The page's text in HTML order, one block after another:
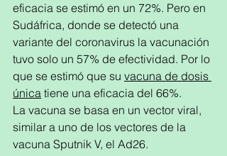
eficacia se estimó en un 72%. Pero en
Sudáfrica, donde se detectó una
variante del coronavirus la vacunación
tuvo solo un 57% de efectividad. Por lo
que se estimó que su vacuna de dosis
única tiene una eficacia del 66%.
La vacuna se basa en un vector viral,
similar a uno de los vectores de la
vacuna Sputnik V, el Ad26.